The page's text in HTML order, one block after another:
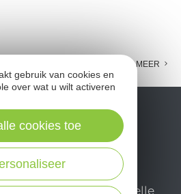
MEER
newsletter mensuelle
gebruik van cookies en
over wat u wilt activeren
cookies toe